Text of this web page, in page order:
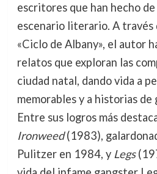
escritores que han hecho
escenario literario. A través
«Ciclo de Albany», el autor
relatos que exploran las
ciudad natal, dando vida a
memorables y a historias
Entre sus logros más
Ironweed(1983),
Pulitzer en 1984, y Legs